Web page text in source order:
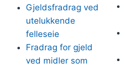
Gjeldsfradrag ved
utelukkende
felleseie
Fradrag for gjeld
ved midler som